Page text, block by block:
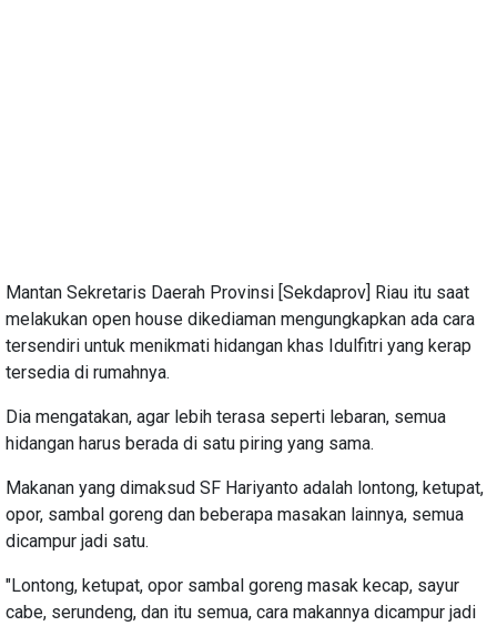
Mantan Sekretaris Daerah Provinsi [Sekdaprov] Riau itu saat
melakukan open house dikediaman mengungkapkan ada cara
tersendiri untuk menikmati hidangan khas Idulfitri yang kerap
tersedia di rumahnya.
Dia mengatakan, agar lebih terasa seperti lebaran, semua
hidangan harus berada di satu piring yang sama.
Makanan yang dimaksud SF Hariyanto adalah lontong, ketupat,
opor, sambal goreng dan beberapa masakan lainnya, semua
dicampur jadi satu.
"Lontong, ketupat, opor sambal goreng masak kecap, sayur
cabe, serundeng, dan itu semua, cara makannya dicampur jadi